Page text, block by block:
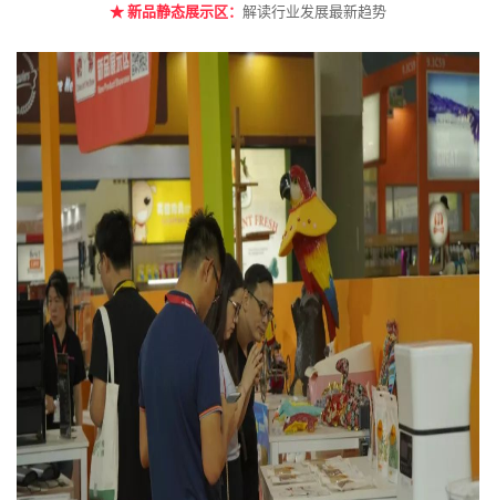
★ 新品静态展示区： 解读行业发展最新趋势